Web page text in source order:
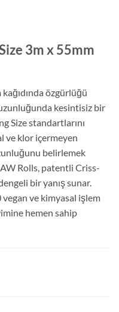
3m x 55mm
özgürlüğü
kesintisiz bir
Size standartlarını
ve klor içermeyen
belirlemek
Rolls, patentli Criss-
bir yanış sunar.
ve kimyasal işlem
hemen sahip